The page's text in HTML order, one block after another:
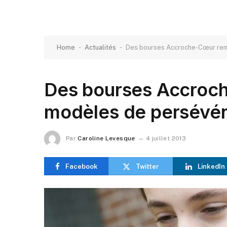
Home - Actualités - Des bourses Accroche-Cœur
Des bourses
modèles de
Par Caroline Levesque 4 juillet 2013
Facebook Twitter LinkedIn